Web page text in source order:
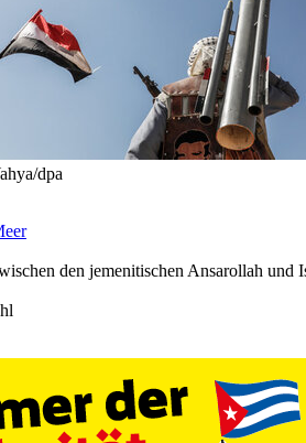
dpa
den jemenitischen Ansarollah und